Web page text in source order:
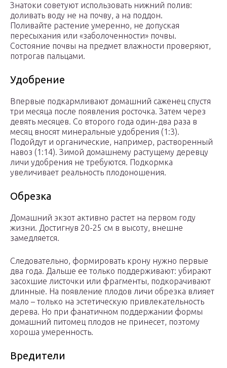
Знатоки советуют использовать нижний полив:
доливать воду не на почву, а на поддон.
Поливайте растение умеренно, не допуская
пересыхания или «заболоченности» почвы.
Состояние почвы на предмет влажности проверяют,
потрогав пальцами.
Удобрение
Впервые подкармливают домашний саженец спустя
три месяца после появления росточка. Затем через
девять месяцев. Со второго года один-два раза в
месяц вносят минеральные удобрения (1:3).
Подойдут и органические, например, растворенный
навоз (1:14). Зимой домашнему растущему деревцу
личи удобрения не требуются. Подкормка
увеличивает реальность плодоношения.
Обрезка
Домашний экзот активно растет на первом году
жизни. Достигнув 20-25 см в высоту, внешне
замедляется.
Следовательно, формировать крону нужно первые
два года. Дальше ее только поддерживают: убирают
засохшие листочки или фрагменты, подкорачивают
длинные. На появление плодов личи обрезка влияет
мало – только на эстетическую привлекательность
дерева. Но при фанатичном поддержании формы
домашний питомец плодов не принесет, поэтому
хороша умеренность.
Вредители